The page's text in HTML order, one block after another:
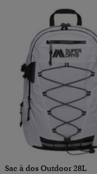
Sac à dos Outdoor 28L